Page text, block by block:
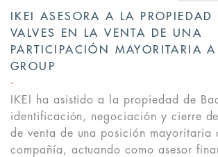
IKEI ASESORA A LA PROPIEDAD
VALVES EN LA VENTA DE UNA
PARTICIPACIÓN MAYORITARIA
GROUP
IKEI ha asistido a la propiedad de
identificación, negociación y cierre
de venta de una posición mayoritaria
compañía, actuando como asesor